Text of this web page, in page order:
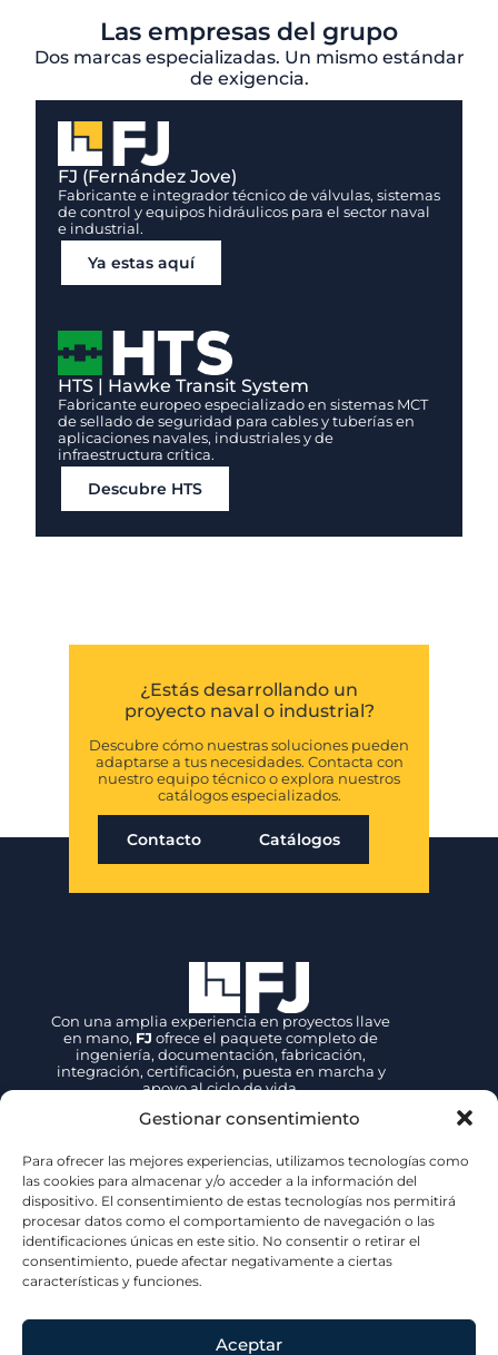
Gestionar consentimiento
Para ofrecer las mejores experiencias, utilizamos tecnologías como
las cookies para almacenar y/o acceder a la información del
dispositivo. El consentimiento de estas tecnologías nos permitirá
procesar datos como el comportamiento de navegación o las
identificaciones únicas en este sitio. No consentir o retirar el
consentimiento, puede afectar negativamente a ciertas
características y funciones.
Aceptar
Las empresas del grupo
Dos marcas especializadas. Un mismo estándar
de exigencia.
FJ (Fernández Jove)
Fabricante e integrador técnico de válvulas, sistemas
de control y equipos hidráulicos para el sector naval
e industrial.
Ya estas aquí
HTS | Hawke Transit System
Fabricante europeo especializado en sistemas MCT
de sellado de seguridad para cables y tuberías en
aplicaciones navales, industriales y de
infraestructura crítica.
Descubre HTS
¿Estás desarrollando un
proyecto naval o industrial?
Descubre cómo nuestras soluciones pueden
adaptarse a tus necesidades. Contacta con
nuestro equipo técnico o explora nuestros
catálogos especializados.
Contacto Catálogos
Con una amplia experiencia en proyectos llave
en mano, FJ ofrece el paquete completo de
ingeniería, documentación, fabricación,
integración, certificación, puesta en marcha y
apoyo al ciclo de vida.
+34 942 89 27 39
fjsales@fjove.com
FJ | Fernandez Jove
P.E. Tanos – Viérnoles,
C/ La Espina, 44, 39300, Cantabria – ESPAÑA
Certificaciones